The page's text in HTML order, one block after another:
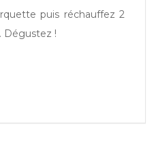
puis réchauffez 2
Dégustez !